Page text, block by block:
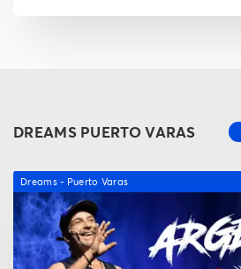
DREAMS PUERTO VARAS
Dreams - Puerto Varas